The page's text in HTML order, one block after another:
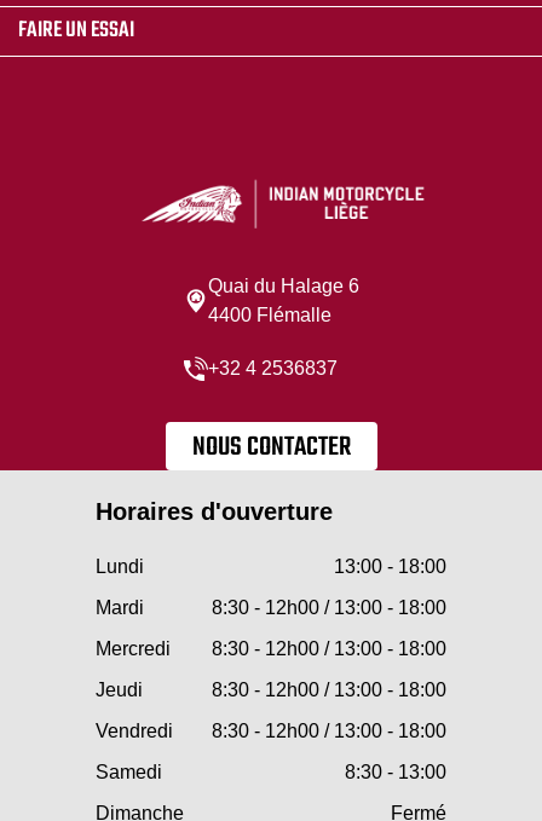
FAIRE UN ESSAI
Quai du Halage 6
4400 Flémalle
+32 4 2536837
NOUS CONTACTER
Horaires d'ouverture
Lundi
13:00 - 18:00
Mardi
8:30 - 12h00 / 13:00 - 18:00
Mercredi
8:30 - 12h00 / 13:00 - 18:00
Jeudi
8:30 - 12h00 / 13:00 - 18:00
Vendredi
8:30 - 12h00 / 13:00 - 18:00
Samedi
8:30 - 13:00
Dimanche
Fermé